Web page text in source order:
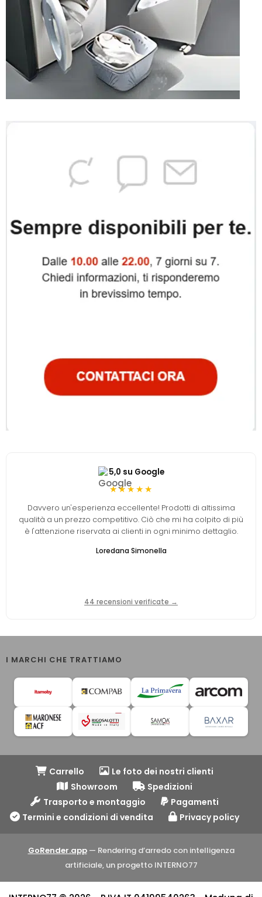
5,0 su Google
★★★★★
Davvero un'esperienza eccellente! Prodotti di altissima
qualità a un prezzo competitivo. Ciò che mi ha colpito di più
è l'attenzione riservata ai clienti in ogni minimo dettaglio.
Loredana Simonella
44 recensioni verificate →
I MARCHI CHE TRATTIAMO
Carrello
Le foto dei nostri clienti
Showroom
Spedizioni
Trasporto e montaggio
Pagamenti
Termini e condizioni di vendita
Privacy policy
GoRender.app— Rendering d’arredo con intelligenza
artificiale, un progetto INTERNO77